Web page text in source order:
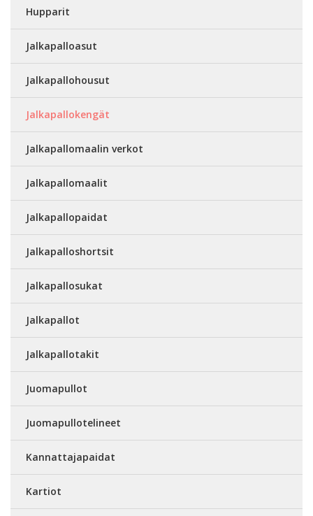
Hupparit
Jalkapalloasut
Jalkapallohousut
Jalkapallokengät
Jalkapallomaalin verkot
Jalkapallomaalit
Jalkapallopaidat
Jalkapalloshortsit
Jalkapallosukat
Jalkapallot
Jalkapallotakit
Juomapullot
Juomapullotelineet
Kannattajapaidat
Kartiot